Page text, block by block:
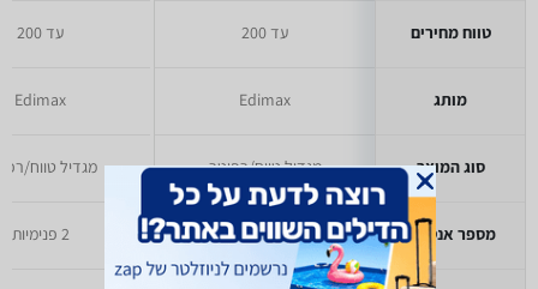
טווח מחירים
מותג
סוג המוצר
מספר אנטנות
עד 200
Edimax
מגדיל טווח/רפיטר
2 פנימיות
עד 200
Edimax
מגדיל טווח/
2 פנימיות